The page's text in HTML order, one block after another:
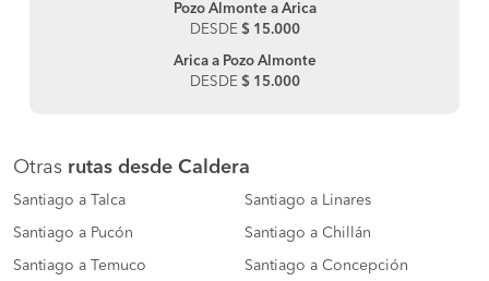
Pozo Almonte a Arica
DESDE $ 15.000
Arica a Pozo Almonte
DESDE $ 15.000
Otras rutas desde Caldera
Santiago a Talca Santiago a Linares
Santiago a Pucón Santiago a Chillán
Santiago a Temuco Santiago a Concepción